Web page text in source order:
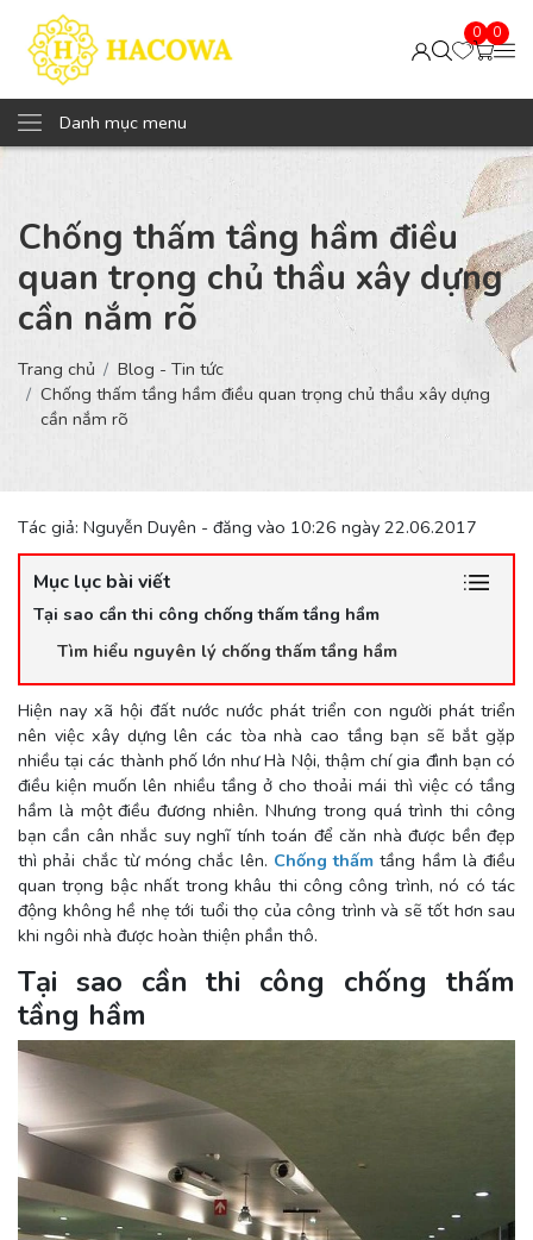
0 0
Danh mục menu
Chống thấm tầng hầm điều
quan trọng chủ thầu xây dựng
cần nắm rõ
Trang chủ
Blog - Tin tức
Chống thấm tầng hầm điều quan trọng chủ thầu xây dựng
cần nắm rõ
Tác giả: Nguyễn Duyên - đăng vào 10:26 ngày 22.06.2017
Mục lục bài viết
Tại sao cần thi công chống thấm tầng hầm
Tìm hiểu nguyên lý chống thấm tầng hầm
Hiện nay xã hội đất nước nước phát triển con người phát triển
nên việc xây dựng lên các tòa nhà cao tầng bạn sẽ bắt gặp
nhiều tại các thành phố lớn như Hà Nội, thậm chí gia đình bạn có
điều kiện muốn lên nhiều tầng ở cho thoải mái thì việc có tầng
hầm là một điều đương nhiên. Nhưng trong quá trình thi công
bạn cần cân nhắc suy nghĩ tính toán để căn nhà được bền đẹp
thì phải chắc từ móng chắc lên. Chống thấm tầng hầm là điều
quan trọng bậc nhất trong khâu thi công công trình, nó có tác
động không hề nhẹ tới tuổi thọ của công trình và sẽ tốt hơn sau
khi ngôi nhà được hoàn thiện phần thô.
Tại sao cần thi công chống thấm
tầng hầm